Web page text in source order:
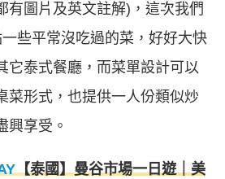
有圖片及英文註解)，這次我們
些平常沒吃過的菜，好好大快
它泰式餐廳，而菜單設計可以
菜形式，也提供一人份類似炒
興享受。
【泰國】曼谷市場一日遊｜美